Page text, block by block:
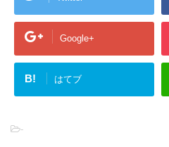
Google+
B! はてブ
-